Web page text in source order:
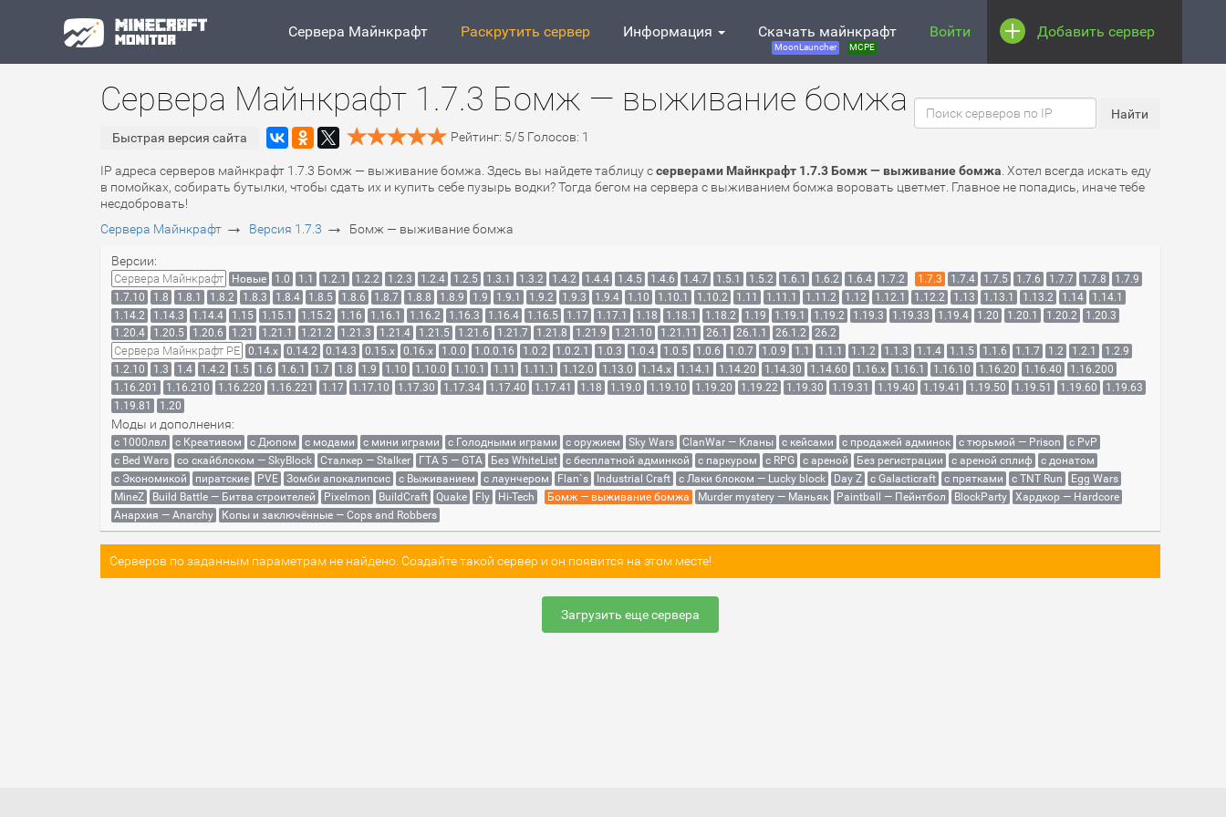
Сервера Майнкрафт Раскрутить сервер Информация Скачать майнкрафт
MoonLauncher MCPE
Войти Добавить сервер
Сервера Майнкрафт 1.7.3 Бомж — выживание бомжа
Быстрая версия сайта Рейтинг: 5/5 Голосов: 1
IP адреса серверов майнкрафт 1.7.3 Бомж — выживание бомжа. Здесь вы найдете таблицу ссерверами Майнкрафт 1.7.3 Бомж — выживание бомжа . Хотел всегда искать еду
в помойках, собирать бутылки, чтобы сдать их и купить себе пузырь водки? Тогда бегом на сервера c выживанием бомжа воровать цветмет. Главное не попадись, иначе тебе
несдобровать!
Сервера Майнкрафт → Версия 1.7.3 → Бомж — выживание бомжа
Версии:
Сервера Майнкрафт Новые 1.0 1.1 1.2.1 1.2.2 1.2.3 1.2.4 1.2.5 1.3.1 1.3.2 1.4.2 1.4.4 1.4.5 1.4.6 1.4.7 1.5.1 1.5.2 1.6.1 1.6.2 1.6.4 1.7.2 1.7.3 1.7.4 1.7.5 1.7.6 1.7.7 1.7.8
1.7.9
1.7.10
1.8 1.8.1 1.8.2 1.8.3 1.8.4 1.8.5 1.8.6 1.8.7 1.8.8 1.8.9 1.9 1.9.1 1.9.2 1.9.3 1.9.4 1.10 1.10.1 1.10.2 1.11 1.11.1 1.11.2 1.12 1.12.1 1.12.2 1.13 1.13.1 1.13.2 1.14
1.14.1
1.14.2
1.14.3 1.14.4 1.15 1.15.1 1.15.2 1.16 1.16.1 1.16.2 1.16.3 1.16.4 1.16.5 1.17 1.17.1 1.18 1.18.1 1.18.2 1.19 1.19.1 1.19.2 1.19.3 1.19.33 1.19.4 1.20 1.20.1 1.20.2
1.20.3
1.20.4
1.20.5 1.20.6 1.21 1.21.1 1.21.2 1.21.3 1.21.4 1.21.5 1.21.6 1.21.7 1.21.8 1.21.9 1.21.10 1.21.11 26.1 26.1.1 26.1.2 26.2
Сервера Майнкрафт PE 0.14.x 0.14.2 0.14.3 0.15.x 0.16.x 1.0.0 1.0.0.16 1.0.2 1.0.2.1 1.0.3 1.0.4 1.0.5 1.0.6 1.0.7 1.0.9 1.1 1.1.1 1.1.2 1.1.3 1.1.4 1.1.5 1.1.6 1.1.7 1.2 1.2.1
1.2.9
1.2.10
1.3 1.4 1.4.2 1.5 1.6 1.6.1 1.7 1.8 1.9 1.10 1.10.0 1.10.1 1.11 1.11.1 1.12.0 1.13.0 1.14.x 1.14.1 1.14.20 1.14.30 1.14.60 1.16.x 1.16.1 1.16.10 1.16.20 1.16.40
1.16.200
1.16.201
1.16.210 1.16.220 1.16.221 1.17 1.17.10 1.17.30 1.17.34 1.17.40 1.17.41 1.18 1.19.0 1.19.10 1.19.20 1.19.22 1.19.30 1.19.31 1.19.40 1.19.41 1.19.50 1.19.51 1.19.60
1.19.63
1.19.81
1.20
Моды и дополнения:
с 1000лвл c Креативом с Дюпом с модами с мини играми с Голодными играми с оружием Sky Wars ClanWar — Кланы с кейсами с продажей админок с тюрьмой — Prison
с PvP
с Bed Wars
со скайблоком — SkyBlock Сталкер — Stalker ГТА 5 — GTA Без WhiteList с бесплатной админкой с паркуром с RPG с ареной Без регистрации с ареной сплиф
с донатом
с Экономикой
пиратские PVE Зомби апокалипсис с Выживанием с лаунчером Flan`s Industrial Craft с Лаки блоком — Lucky block Day Z с Galacticraft с прятками с TNT Run
Egg Wars
MineZ
Build Battle — Битва строителей Pixelmon BuildCraft Quake Fly Hi-Tech Бомж — выживание бомжа Murder mystery — Маньяк Paintball — Пейнтбол BlockParty
Хардкор — Hardcore
Анархия — Anarchy
Копы и заключённые — Cops and Robbers
Серверов по заданным параметрам не найдено. Создайте такой сервер и он появится на этом месте!
Загрузить еще сервера